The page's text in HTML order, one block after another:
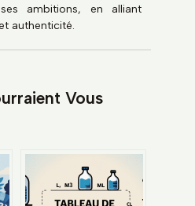
ambitions, en alliant
authenticité.
Vous